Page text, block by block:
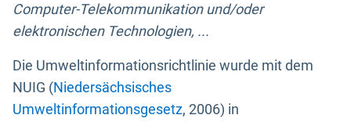
Computer-Telekommunikation und/oder
elektronischen Technologien, ...
Die Umweltinformationsrichtlinie wurde mit dem
NUIG (Niedersächsisches
Umweltinformationsgesetz, 2006) in